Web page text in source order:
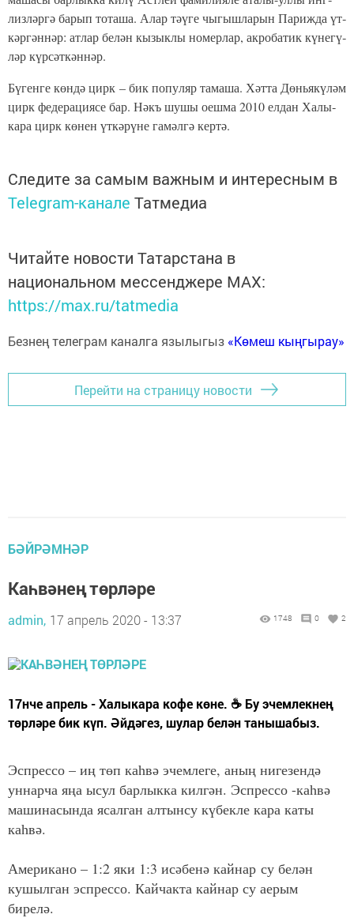
лиз­ләр­гә ба­рып то­та­ша. Алар тәүге чы­гыш­ла­рын Па­риж­да үт­
кәр­гән­нәр: ат­лар бе­лән кы­зык­лы но­мер­лар, ак­ро­батик кү­не­гү­
ләр күр­сәт­кән­нәр.
Бү­ген­ге көн­дә цирк – бик по­пу­ляр тама­ша. Хәт­та Дөнь­я­кү­ләм
цирк фе­де­ра­ция­се бар. Нәкъ шу­шы оеш­ма 2010 ел­дан Ха­лы­
ка­ра цирк кө­нен үт­кә­рү­не га­мәл­гә кер­тә.
Следите за самым важным и интересным в
Telegram-канале Татмедиа
Читайте новости Татарстана в
национальном мессенджере MАХ:
https://max.ru/tatmedia
Безнең телеграм каналга язылыгыз «Көмеш кыңгырау»
Перейти на страницу новости
БӘЙРӘМНӘР
Каһвәнең төрләре
admin, 17 апрель 2020 - 13:37 1748 0 2
17нче апрель - Халыкара кофе көне. ☕ Бу эчемлекнең
төрләре бик күп. Әйдәгез, шулар белән танышабыз.
Эспрессо – иң төп каһвә эчемлеге, аның нигезендә
уннарча яңа ысул барлыкка килгән. Эспрессо -каһвә
машинасында ясалган алтынсу күбекле кара каты
каһвә.
Американо – 1:2 яки 1:3 исәбенә кайнар су белән
кушылган эспрессо. Кайчакта кайнар су аерым
бирелә.